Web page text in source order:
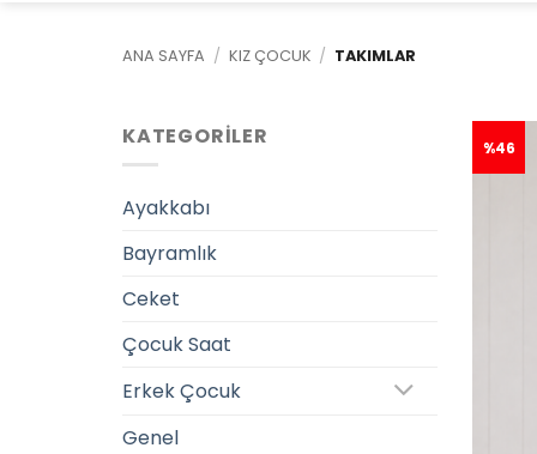
ANA SAYFA / KIZ ÇOCUK / TAKIMLAR
KATEGORİLER
Ayakkabı
Bayramlık
Ceket
Çocuk Saat
Erkek Çocuk
Genel
%46